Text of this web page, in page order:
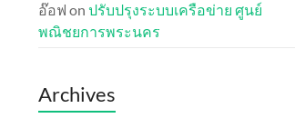
อ๊อฟ on ปรับปรุงระบบเครือข่าย ศูนย์
พณิชยการพระนคร
Archives